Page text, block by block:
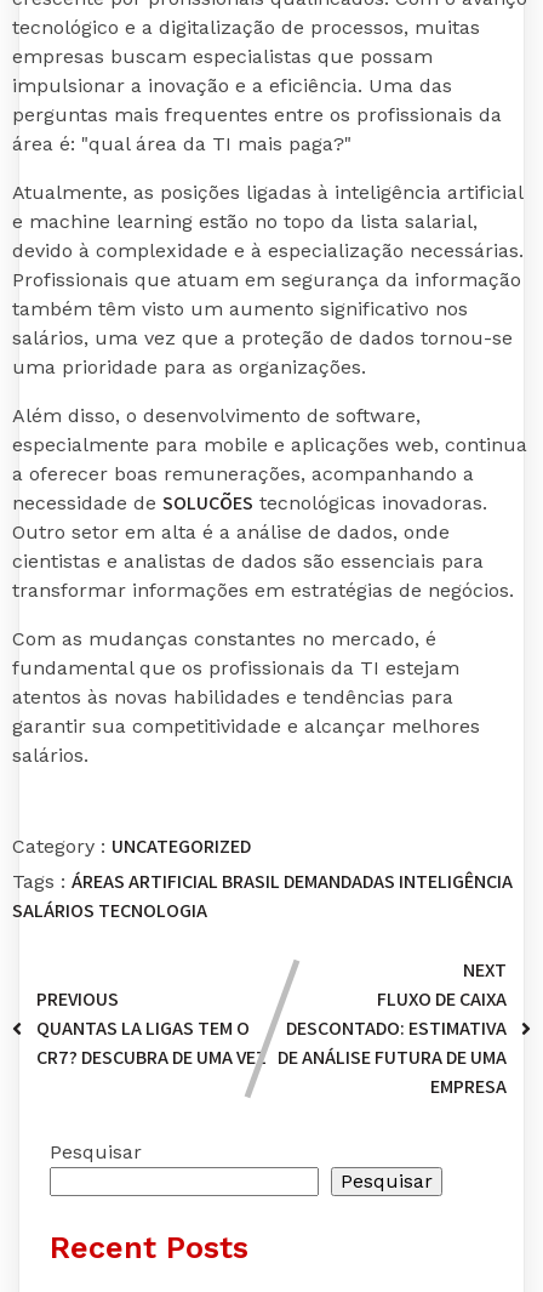
tecnológico e a digitalização de processos, muitas
empresas buscam especialistas que possam
impulsionar a inovação e a eficiência. Uma das
perguntas mais frequentes entre os profissionais da
área é: "qual área da TI mais paga?"
Atualmente, as posições ligadas à inteligência artificial
e machine learning estão no topo da lista salarial,
devido à complexidade e à especialização necessárias.
Profissionais que atuam em segurança da informação
também têm visto um aumento significativo nos
salários, uma vez que a proteção de dados tornou-se
uma prioridade para as organizações.
Além disso, o desenvolvimento de software,
especialmente para mobile e aplicações web, continua
a oferecer boas remunerações, acompanhando a
necessidade de SOLUÇÕES tecnológicas inovadoras.
Outro setor em alta é a análise de dados, onde
cientistas e analistas de dados são essenciais para
transformar informações em estratégias de negócios.
Com as mudanças constantes no mercado, é
fundamental que os profissionais da TI estejam
atentos às novas habilidades e tendências para
garantir sua competitividade e alcançar melhores
salários.
Category : UNCATEGORIZED
Tags : ÁREASARTIFICIAL BRASIL DEMANDADAS INTELIGÊNCIA
SALÁRIOS TECNOLOGIA
PREVIOUS
QUANTAS LA LIGAS TEM O
CR7? DESCUBRA DE UMA VEZ
NEXT
FLUXO DE CAIXA
DESCONTADO: ESTIMATIVA
DE ANÁLISE FUTURA DE UMA
EMPRESA
Pesquisar
Pesquisar
Recent Posts